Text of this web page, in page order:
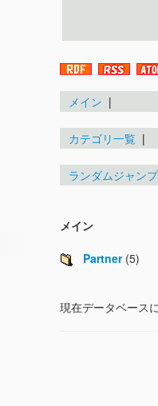
メイン |
カテゴリ一覧 |
ランダムジャンプ
メイン
Partner (5)
現在データベース